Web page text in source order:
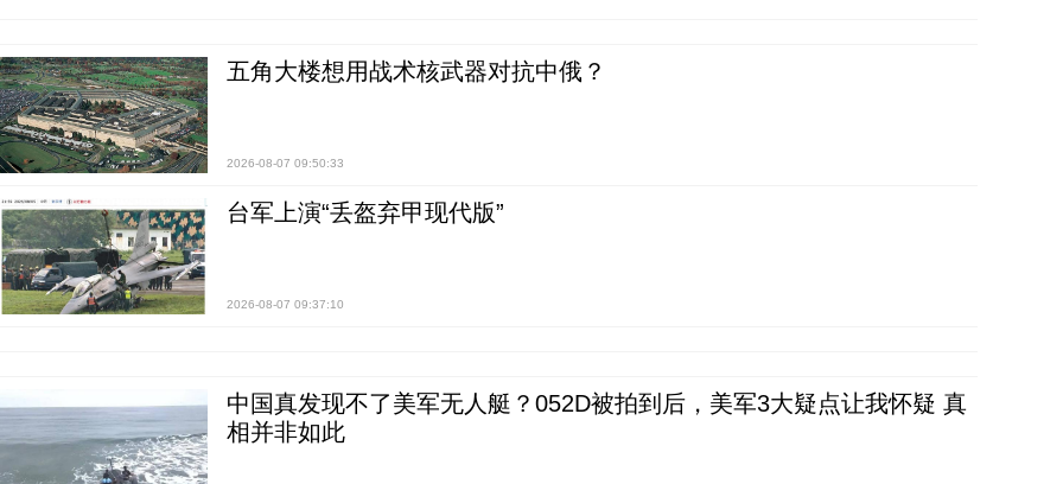
五角大楼想用战术核武器对抗中俄？
2026-08-07 09:50:33
台军上演“丢盔弃甲现代版”
2026-08-07 09:37:10
中国真发现不了美军无人艇？052D被拍到后，美军3大疑点让我怀疑 真
相并非如此